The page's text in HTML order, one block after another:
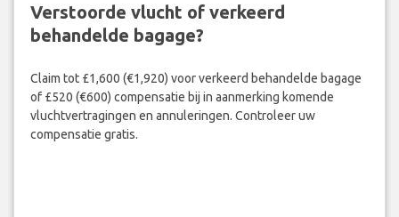
Verstoorde vlucht of verkeerd
behandelde bagage?
Claim tot £1,600 (€1,920) voor verkeerd behandelde bagage
of £520 (€600) compensatie bij in aanmerking komende
vluchtvertragingen en annuleringen. Controleer uw
compensatie gratis.